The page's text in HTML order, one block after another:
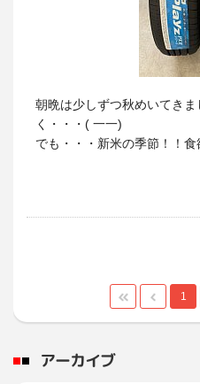
朝晩は少しずつ秋めいてき
く・・・( 一一)
でも・・・新米の季節！！
1
アーカイブ